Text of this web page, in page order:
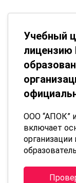
Учебный
лицензию
ООО “АПОК”
включает